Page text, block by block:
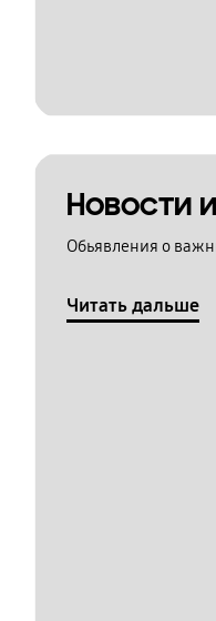
Новости
Обьявления о
Читать дальше